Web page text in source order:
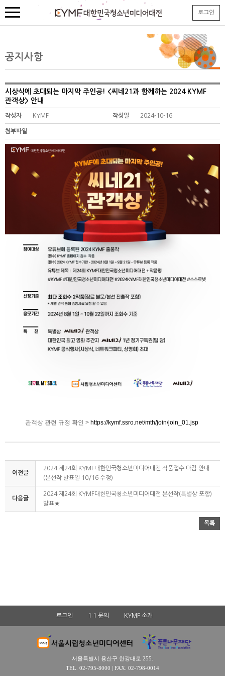
로그인
공지사항
시상식에 초대되는 마지막 주인공! <씨네21과 함께하는 2024 KYMF
관객상> 안내
작성자 KYMF 작성일 2024-10-16
첨부파일
관객상 관련 규정 확인 > https://kymf.ssro.net/mth/join/join_01.jsp
이전글
2024 제24회 KYMF대한민국청소년미디어대전 작품접수 마감 안내
(본선작 발표일 10/16 수정)
다음글
2024 제24회 KYMF대한민국청소년미디어대전 본선작(특별상 포함)
발표★
목록
로그인 1:1 문의 KYMF 소개
서울특별시 용산구 한강대로 255.
TEL. 02-795-8000 | FAX. 02-798-0014